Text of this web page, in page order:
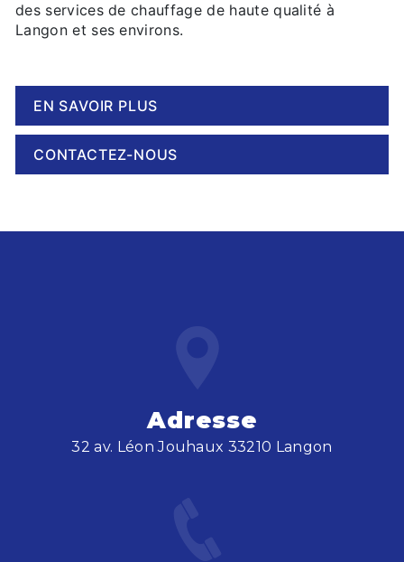
des services de chauffage de haute qualité à
Langon et ses environs.
EN SAVOIR PLUS
CONTACTEZ-NOUS
Adresse
32 av. Léon Jouhaux 33210 Langon